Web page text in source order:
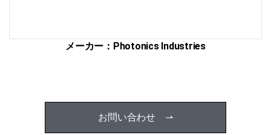
メーカー：Photonics Industries
お問い合わせ ⇀